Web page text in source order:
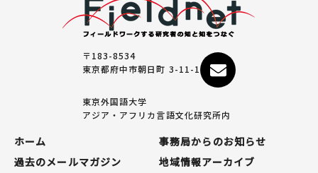
〒183-8534
東京都府中市朝日町 3-11-1
東京外国語大学
アジア・アフリカ言語文化研究所内
ホーム
事務局からのお知らせ
過去のメールマガジン
地域情報アーカイブ